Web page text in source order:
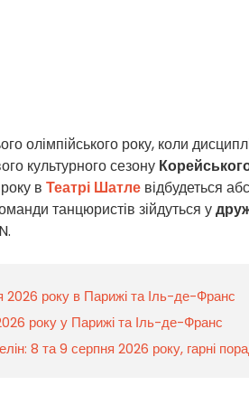
олімпійського року, коли
культурного сезону
року в Театрі Шатле відбудеться
танцюристів зійдуться у
2026 року в Парижі та Іль-де-Франс
року у Парижі та Іль-де-Франс
8 та 9 серпня 2026 року, гарні